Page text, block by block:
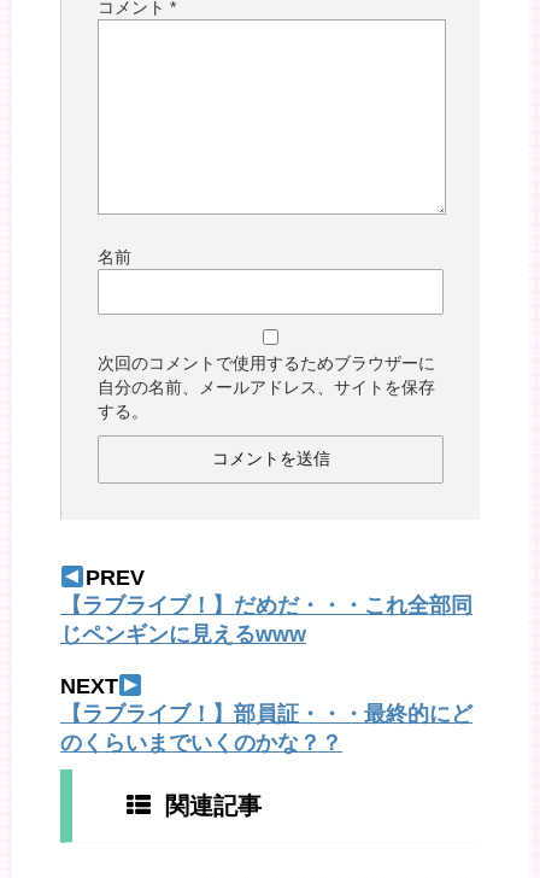
コメント *
名前
次回のコメントで使用するためブラウザーに
自分の名前、メールアドレス、サイトを保存
する。
PREV
【ラブライブ！】だめだ・・・これ全部同
じペンギンに見えるwww
NEXT
【ラブライブ！】部員証・・・最終的にど
のくらいまでいくのかな？？
関連記事